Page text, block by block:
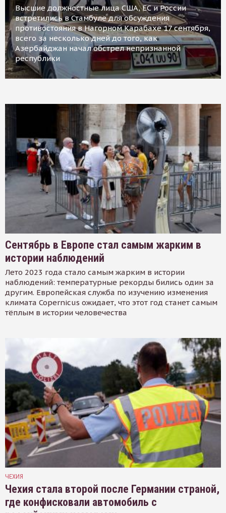
Высшие должностные лица США, ЕС и России
встретились в Стамбуле для обсуждения
противостояния в Нагорном Карабахе 17 сентября,
всего за несколько дней до того, как
Азербайджан начал обстрел непризнанной
республики
Сентябрь в Европе стал самым жарким в
истории наблюдений
Лето 2023 года стало самым жарким в истории
наблюдений: температурные рекорды бились один за
другим. Европейская служба по изучению изменения
климата Copernicus ожидает, что этот год станет самым
тёплым в истории человечества
ЧЕХИЯ
Чехия стала второй после Германии страной,
где конфисковали автомобиль с